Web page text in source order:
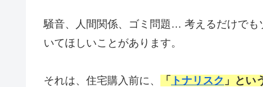
騒音、人間関係、ゴミ問題… 考えるだけで
いてほしいことがあります。
それは、住宅購入前に、 「 トナリスク 」とい